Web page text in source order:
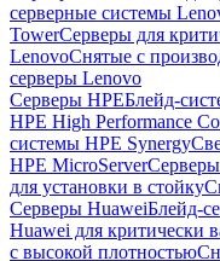
серверные системы
TowerСерверы для
LenovoСнятые с
серверы Lenovo
Серверы HPEБлейд-
HPE High Performance
системы HPE Synergy
HPE MicroServer
для установки в стойку
Серверы HuaweiБлейд-
Huawei для критически
с высокой плотностью